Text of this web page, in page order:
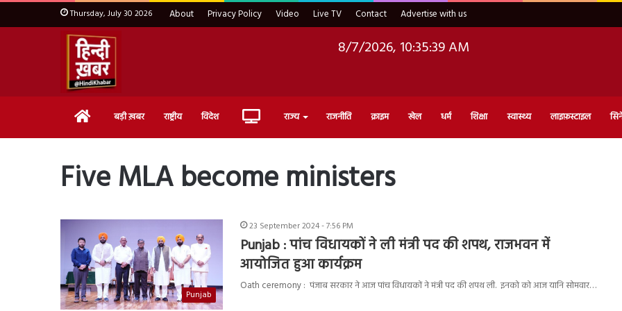
Thursday, July 30 2026 About Privacy Policy Video Live TV Contact Advertise with us
8/7/2026, 10:35:40 AM
Home बड़ी ख़बर राष्ट्रीय विदेश Live राज्य राजनीति क्राइम खेल धर्म शिक्षा स्वास्थ्य लाइफ़स्टाइल
Five MLA become ministers
Punjab
23 September 2024 - 7:56 PM
Punjab : पांच विधायकों ने ली मंत्री पद की शपथ, राजभवन में
आयोजित हुआ कार्यक्रम
Oath ceremony : पंजाब सरकार ने आज पांच विधायकों ने मंत्री पद की शपथ ली. इनको को आज यानि सोमवार…